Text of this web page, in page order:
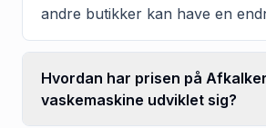
andre butikker kan have en
Hvordan har prisen på
vaskemaskine udviklet sig?